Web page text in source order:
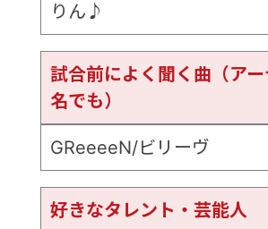
りん♪
試合前によく聞く曲（アー
名でも）
GReeeeN/ビリーヴ
好きなタレント・芸能人